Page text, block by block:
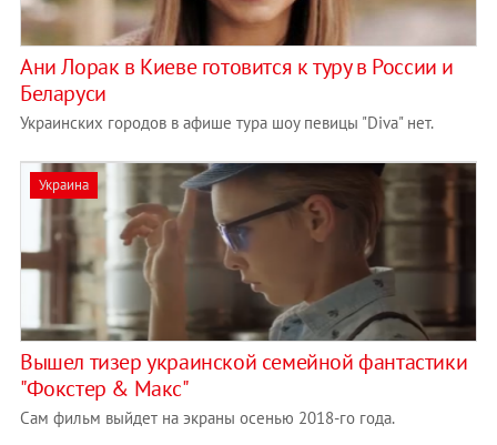
Ани Лорак в Киеве готовится к туру в России и
Беларуси
Украинских городов в афише тура шоу певицы "Diva" нет.
Украина
Вышел тизер украинской семейной фантастики
"Фокстер & Макс"
Сам фильм выйдет на экраны осенью 2018-го года.